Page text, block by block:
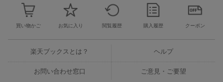
買い物かご お気に入り 閲覧履歴 購入履歴 クーポン
楽天ブックスとは？ ヘルプ
お問い合わせ窓口 ご意見・ご要望